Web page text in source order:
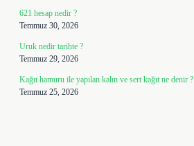
621 hesap nedir ?
Temmuz 30, 2026
Uruk nedir tarihte ?
Temmuz 29, 2026
Kağıt hamuru ile yapılan kalın ve sert kağıt ne denir ?
Temmuz 25, 2026